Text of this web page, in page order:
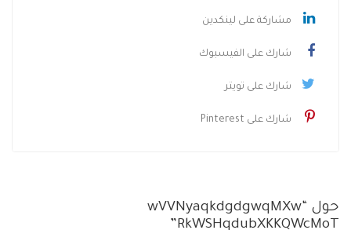
مشاركة على لينكدين
شارك على الفيسبوك
شارك على تويتر
شارك على Pinterest
حول “wVVNyaqkdgdgwqMXw
RkWSHqdubXKKQWcMoT”